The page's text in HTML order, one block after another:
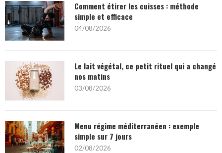
Comment étirer les cuisses : méthode
simple et efficace
04/08/2026
Le lait végétal, ce petit rituel qui a changé
nos matins
03/08/2026
Menu régime méditerranéen : exemple
simple sur 7 jours
02/08/2026